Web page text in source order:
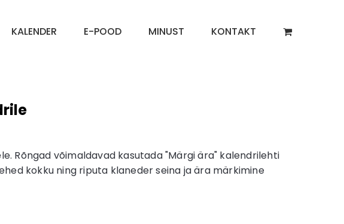
KALENDER E-POOD MINUST KONTAKT
Rõngad võimaldavad kasutada "Märgi ära" kalendrilehti
kokku ning riputa klaneder seina ja ära märkimine